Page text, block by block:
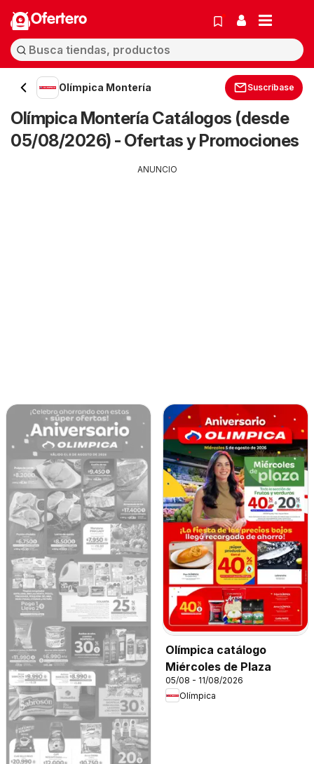
Ofertero
Olímpica Montería Suscríbase
Olímpica Montería Catálogos (desde
05/08/2026) - Ofertas y Promociones
ANUNCIO
Olímpica catálogo
Miércoles de Plaza
05/08 - 11/08/2026
Olímpica